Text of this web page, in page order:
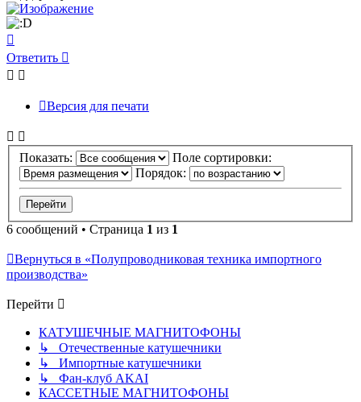
к
началу
Ответить
Версия для печати
Показать:
Поле сортировки:
Порядок:
6 сообщений • Страница 1 из 1
Вернуться в «Полупроводниковая техника импортного
производства»
Перейти
КАТУШЕЧНЫЕ МАГНИТОФОНЫ
↳ Отечественные катушечники
↳ Импортные катушечники
↳ Фан-клуб AKAI
КАССЕТНЫЕ МАГНИТОФОНЫ